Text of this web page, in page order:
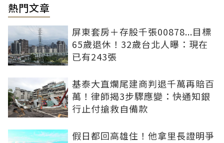
熱門文章
屏東套房＋存股千張00878...目標
65歲退休！32歲台北人曝：現在
已有243張
基泰大直爛尾建商判退千萬再賠百
萬！律師揭3步驟應變：快通知銀
行止付搶救自備款
假日都回高雄住！他拿里長證明爭